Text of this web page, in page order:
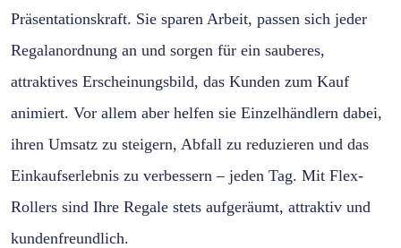
Präsentationskraft. Sie sparen Arbeit, passen sich jeder
Regalanordnung an und sorgen für ein sauberes,
attraktives Erscheinungsbild, das Kunden zum Kauf
animiert. Vor allem aber helfen sie Einzelhändlern dabei,
ihren Umsatz zu steigern, Abfall zu reduzieren und das
Einkaufserlebnis zu verbessern – jeden Tag. Mit Flex-
Rollers sind Ihre Regale stets aufgeräumt, attraktiv und
kundenfreundlich.